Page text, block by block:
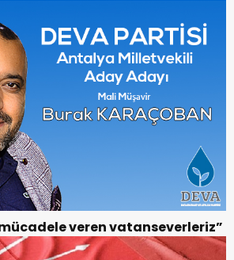
veren vatanseverleriz”